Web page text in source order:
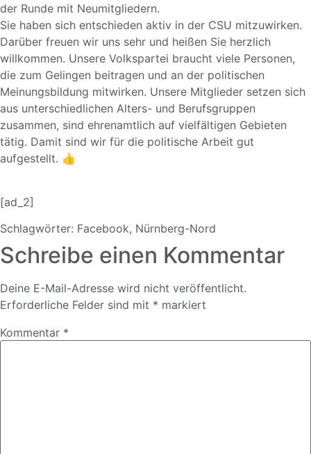
der Runde mit Neumitgliedern.
Sie haben sich entschieden aktiv in der CSU mitzuwirken.
Darüber freuen wir uns sehr und heißen Sie herzlich
willkommen. Unsere Volkspartei braucht viele Personen,
die zum Gelingen beitragen und an der politischen
Meinungsbildung mitwirken. Unsere Mitglieder setzen sich
aus unterschiedlichen Alters- und Berufsgruppen
zusammen, sind ehrenamtlich auf vielfältigen Gebieten
tätig. Damit sind wir für die politische Arbeit gut
aufgestellt. 👍
[ad_2]
Schlagwörter: Facebook, Nürnberg-Nord
Schreibe einen Kommentar
Deine E-Mail-Adresse wird nicht veröffentlicht.
Erforderliche Felder sind mit * markiert
Kommentar *